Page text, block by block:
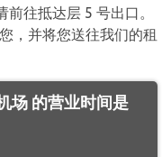
往抵达层 5 号出口。
，并将您送往我们的租
场 的营业时间是